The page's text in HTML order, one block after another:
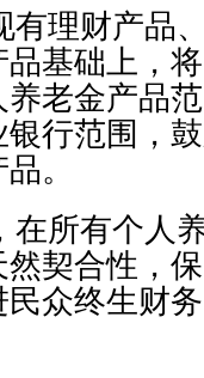
有理财产品
基础上，
老金产品
行范围，
。
在所有个人
契合性，
众终生财